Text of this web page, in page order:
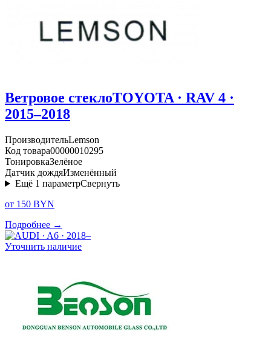
Ветровое стеклоTOYOTA · RAV 4 ·
2015–2018
ПроизводительLemson
Код товара00000010295
ТонировкаЗелёное
Датчик дождяИзменённый
Ещё 1 параметрСвернуть
от 150 BYN
Подробнее →
Уточнить наличие